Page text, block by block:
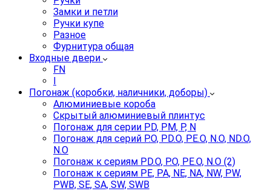
Замки и петли
Ручки купе
Разное
Фурнитура общая
Входные двери
FN
I
Погонаж (коробки, наличники, доборы)
Алюминиевые короба
Скрытый алюминиевый плинтус
Погонаж для серии PD, PM, P, N
Погонаж для серий P.O, PD.O, PE.O, N.O, ND.O,
N.O
Погонаж к сериям PD.O, P.O, PE.O, N.O (2)
Погонаж к сериям PE, PA, NE, NA, NW, PW,
PWB, SE, SA, SW, SWB